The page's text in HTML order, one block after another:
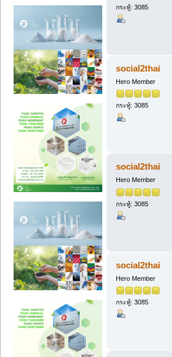
กระทู้: 3085
social2thai
Hero Member
กระทู้: 3085
social2thai
Hero Member
กระทู้: 3085
social2thai
Hero Member
กระทู้: 3085